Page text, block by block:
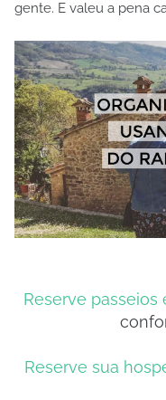
gente. E valeu a pena
Reserve
Reserve sua